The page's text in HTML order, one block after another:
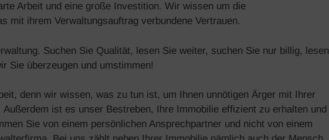
Arbeit und eine große Investition. Wir wissen um die
mit ihrem Verwaltungsauftrag verbundene Vertrauen.
Suchen Sie Qualität, lesen Sie weiter, suchen Sie nur billig, lesen
Sie überzeugen und umstimmen!
denn wir wissen, was zu tun ist, um Ihnen unnötigen Ärger mit Ihrer
Außerdem ist es unser Bestreben, Ihre Immobilie effizient zu erhalten und
Sie von einem persönlichen Ansprechpartner und nicht von einem